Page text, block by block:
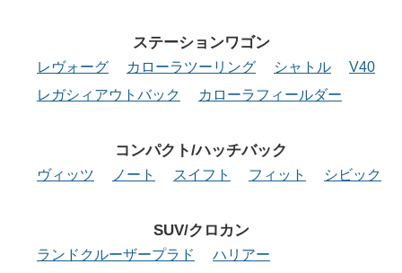
ステーションワゴン
レヴォーグ カローラツーリング シャトル
V40
レガシィアウトバック
カローラフィールダー
コンパクト/ハッチバック
ヴィッツ ノート スイフト フィット シビック
SUV/クロカン
ランドクルーザープラド
ハリアー